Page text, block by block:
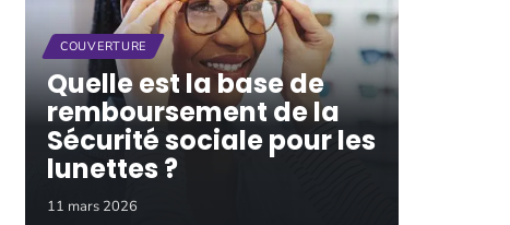
COUVERTURE
Quelle est la base de
remboursement de la
Sécurité sociale pour les
lunettes ?
11 mars 2026